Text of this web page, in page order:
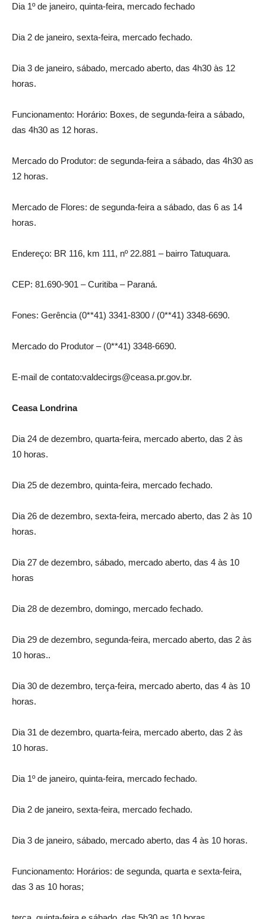
Dia 1º de janeiro, quinta-feira, mercado fechado
Dia 2 de janeiro, sexta-feira, mercado fechado.
Dia 3 de janeiro, sábado, mercado aberto, das 4h30 às 12
horas.
Funcionamento: Horário: Boxes, de segunda-feira a sábado,
das 4h30 as 12 horas.
Mercado do Produtor: de segunda-feira a sábado, das 4h30 as
12 horas.
Mercado de Flores: de segunda-feira a sábado, das 6 as 14
horas.
Endereço: BR 116, km 111, nº 22.881 – bairro Tatuquara.
CEP: 81.690-901 – Curitiba – Paraná.
Fones: Gerência (0**41) 3341-8300 / (0**41) 3348-6690.
Mercado do Produtor – (0**41) 3348-6690.
E-mail de contato:valdecirgs@ceasa.pr.gov.br.
Ceasa Londrina
Dia 24 de dezembro, quarta-feira, mercado aberto, das 2 às
10 horas.
Dia 25 de dezembro, quinta-feira, mercado fechado.
Dia 26 de dezembro, sexta-feira, mercado aberto, das 2 às 10
horas.
Dia 27 de dezembro, sábado, mercado aberto, das 4 às 10
horas
Dia 28 de dezembro, domingo, mercado fechado.
Dia 29 de dezembro, segunda-feira, mercado aberto, das 2 às
10 horas..
Dia 30 de dezembro, terça-feira, mercado aberto, das 4 às 10
horas.
Dia 31 de dezembro, quarta-feira, mercado aberto, das 2 às
10 horas.
Dia 1º de janeiro, quinta-feira, mercado fechado.
Dia 2 de janeiro, sexta-feira, mercado fechado.
Dia 3 de janeiro, sábado, mercado aberto, das 4 às 10 horas.
Funcionamento: Horários: de segunda, quarta e sexta-feira,
das 3 as 10 horas;